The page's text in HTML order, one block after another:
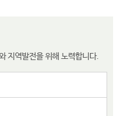
지역발전을 위해 노력합니다.